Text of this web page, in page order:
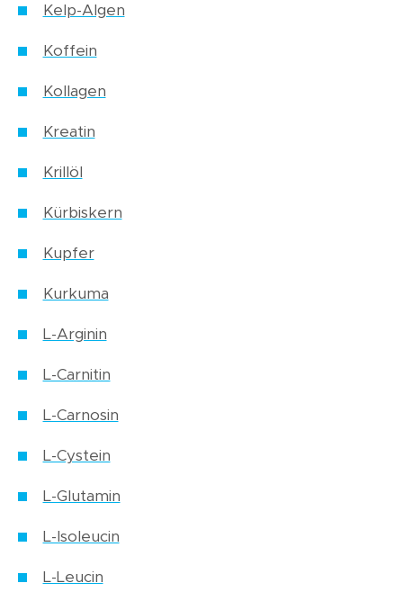
Kelp-Algen
Koffein
Kollagen
Kreatin
Krillöl
Kürbiskern
Kupfer
Kurkuma
L-Arginin
L-Carnitin
L-Carnosin
L-Cystein
L-Glutamin
L-Isoleucin
L-Leucin